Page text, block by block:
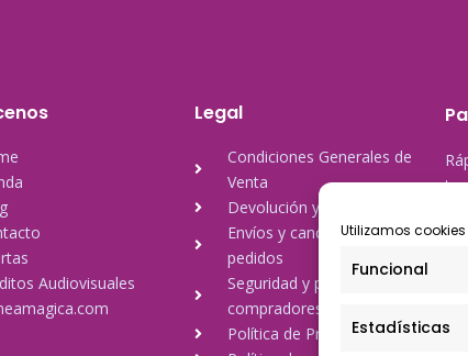
Utilizamos
Funcional
Estadísticas
Audiovisuales
Legal
Condiciones Generales de
Venta
Devolución y reembolso
Envíos y cancelación de
pedidos
Seguridad y protección a
compradores
Política de Privacidad